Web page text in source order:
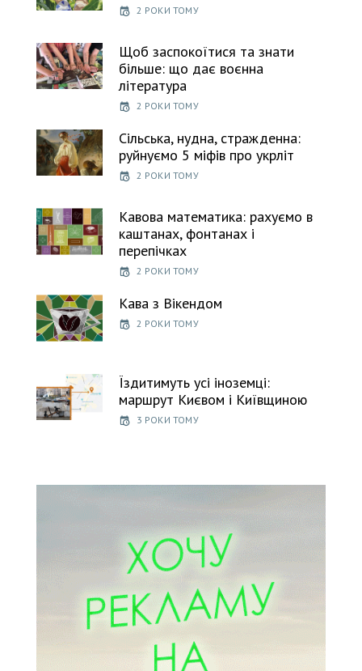
2 РОКИ ТОМУ
Щоб заспокоїтися та знати
більше: що дає воєнна
література
2 РОКИ ТОМУ
Сільська, нудна, стражденна:
руйнуємо 5 міфів про укрліт
2 РОКИ ТОМУ
Кавова математика: рахуємо в
каштанах, фонтанах і
перепічках
2 РОКИ ТОМУ
Кава з Вікендом
2 РОКИ ТОМУ
Їздитимуть усі іноземці:
маршрут Києвом і Київщиною
3 РОКИ ТОМУ